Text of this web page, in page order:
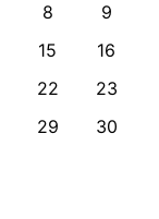
8
9
15
16
22
23
29
30